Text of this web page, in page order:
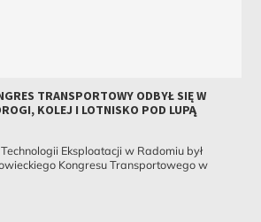
TRANSPORTOWY ODBYŁ SIĘ W
KOLEJ I LOTNISKO POD LUPĄ
Eksploatacji w Radomiu był
Kongresu Transportowego w